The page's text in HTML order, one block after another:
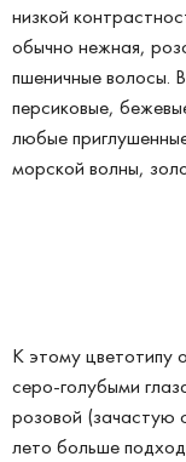
низкой
обычно нежная,
пшеничные волосы.
персиковые,
любые
морской волны,
К этому цветотипу
серо-голубыми
розовой (зачастую
лето больше